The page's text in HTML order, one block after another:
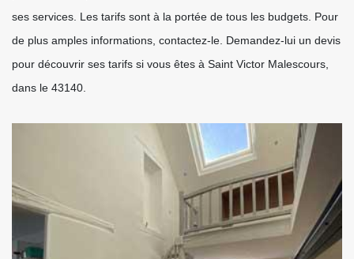
ses services. Les tarifs sont à la portée de tous les budgets. Pour
de plus amples informations, contactez-le. Demandez-lui un devis
pour découvrir ses tarifs si vous êtes à Saint Victor Malescours,
dans le 43140.